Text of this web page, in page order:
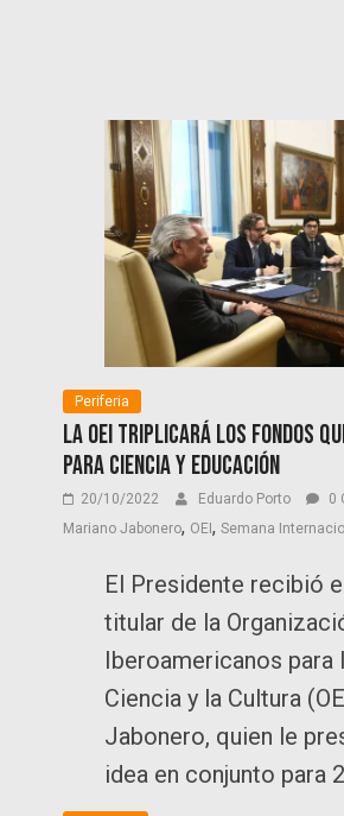
Periferia
La OEI triplicará los fondos
para Ciencia y Educación
20/10/2022 Eduardo Porto 0
Mariano Jabonero, OEI, Semana
El Presidente recibió
titular de la
Iberoamericanos para
Ciencia y la Cultura
Jabonero, quien le
idea en conjunto para